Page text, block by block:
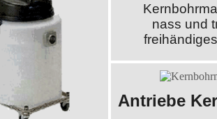
nass und
Antriebe